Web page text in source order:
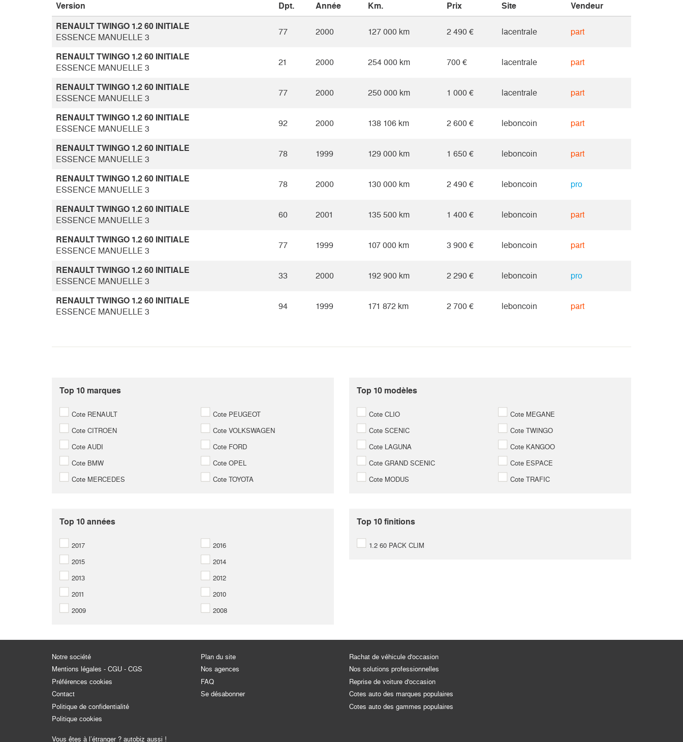
Version Dpt. Année Km. Prix Site Vendeur
RENAULT TWINGO 1.2 60 INITIALE
ESSENCE MANUELLE 3
77 2000 127 000 km 2 490 € lacentrale part
RENAULT TWINGO 1.2 60 INITIALE
ESSENCE MANUELLE 3
21 2000 254 000 km 700 € lacentrale part
RENAULT TWINGO 1.2 60 INITIALE
ESSENCE MANUELLE 3
77 2000 250 000 km 1 000 € lacentrale part
RENAULT TWINGO 1.2 60 INITIALE
ESSENCE MANUELLE 3
92 2000 138 106 km 2 600 € leboncoin part
RENAULT TWINGO 1.2 60 INITIALE
ESSENCE MANUELLE 3
78 1999 129 000 km 1 650 € leboncoin part
RENAULT TWINGO 1.2 60 INITIALE
ESSENCE MANUELLE 3
78 2000 130 000 km 2 490 € leboncoin pro
RENAULT TWINGO 1.2 60 INITIALE
ESSENCE MANUELLE 3
60 2001 135 500 km 1 400 € leboncoin part
RENAULT TWINGO 1.2 60 INITIALE
ESSENCE MANUELLE 3
77 1999 107 000 km 3 900 € leboncoin part
RENAULT TWINGO 1.2 60 INITIALE
ESSENCE MANUELLE 3
33 2000 192 900 km 2 290 € leboncoin pro
RENAULT TWINGO 1.2 60 INITIALE
ESSENCE MANUELLE 3
94 1999 171 872 km 2 700 € leboncoin part
Top 10 marques
Cote RENAULT Cote PEUGEOT
Cote CITROEN Cote VOLKSWAGEN
Cote AUDI Cote FORD
Cote BMW Cote OPEL
Cote MERCEDES Cote TOYOTA
Top 10 modèles
Cote CLIO Cote MEGANE
Cote SCENIC Cote TWINGO
Cote LAGUNA Cote KANGOO
Cote GRAND SCENIC Cote ESPACE
Cote MODUS Cote TRAFIC
Top 10 années
2017 2016
2015 2014
2013 2012
2011 2010
2009 2008
Top 10 finitions
1.2 60 PACK CLIM
Notre société
Mentions légales - CGU - CGS
Préférences cookies
Contact
Politique de confidentialité
Politique cookies
Plan du site
Nos agences
FAQ
Se désabonner
Rachat de véhicule d'occasion
Nos solutions professionnelles
Reprise de voiture d'occasion
Cotes auto des marques populaires
Cotes auto des gammes populaires
Vous êtes à l’étranger ? autobiz aussi !